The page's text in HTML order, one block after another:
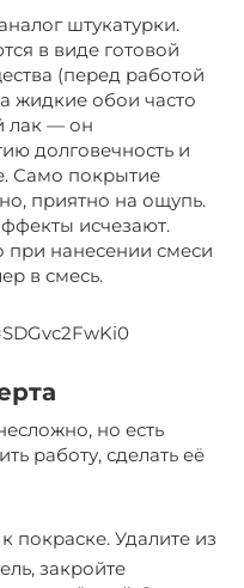
штукатурки.
в виде готовой
(перед работой
жидкие обои часто
лак — он
долговечность и
Само покрытие
приятно на ощупь.
исчезают.
нанесении смеси
в смесь.
но есть
работу, сделать её
покраске. Удалите из
закройте